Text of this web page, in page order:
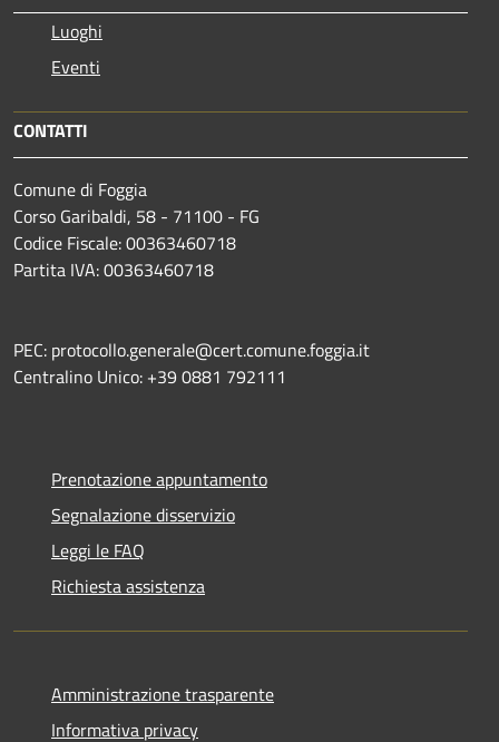
Luoghi
Eventi
CONTATTI
Comune di Foggia
Corso Garibaldi, 58 - 71100 - FG
Codice Fiscale: 00363460718
Partita IVA: 00363460718
PEC: protocollo.generale@cert.comune.foggia.it
Centralino Unico: +39 0881 792111
Prenotazione appuntamento
Segnalazione disservizio
Leggi le FAQ
Richiesta assistenza
Amministrazione trasparente
Informativa privacy